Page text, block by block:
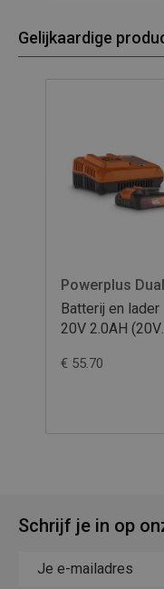
Gelijkaardige
Batterij en lader
20V 2.0AH (20V
€ 55.70
Schrijf je in op